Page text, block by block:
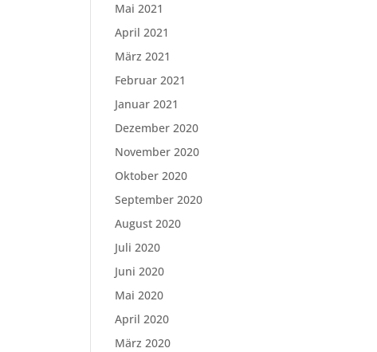
Mai 2021
April 2021
März 2021
Februar 2021
Januar 2021
Dezember 2020
November 2020
Oktober 2020
September 2020
August 2020
Juli 2020
Juni 2020
Mai 2020
April 2020
März 2020